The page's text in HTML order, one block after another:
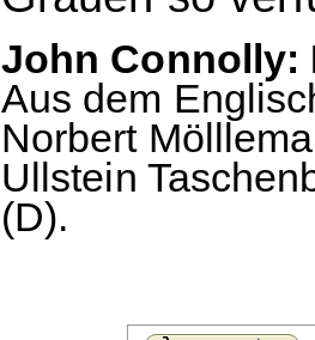
John Connolly:
Aus dem
Norbert
Ullstein
(D).